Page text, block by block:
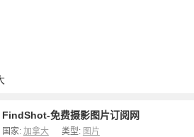
FindShot-免费摄影图片订阅网
国家: 加拿大 类型: 图片